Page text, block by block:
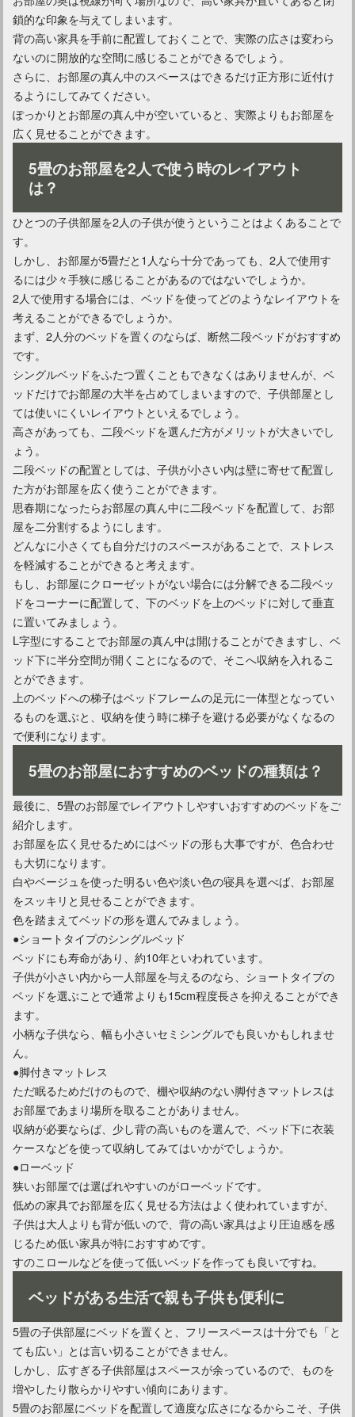
鎖的な印象を与えてしまいます。
背の高い家具を手前に配置しておくことで、実際の広さは変わら
ないのに開放的な空間に感じることができるでしょう。
さらに、お部屋の真ん中のスペースはできるだけ正方形に近付け
るようにしてみてください。
ぽっかりとお部屋の真ん中が空いていると、実際よりもお部屋を
広く見せることができます。
5畳のお部屋を2人で使う時のレイアウト
は？
ひとつの子供部屋を2人の子供が使うということはよくあることで
す。
しかし、お部屋が5畳だと1人なら十分であっても、2人で使用す
るには少々手狭に感じることがあるのではないでしょうか。
2人で使用する場合には、ベッドを使ってどのようなレイアウトを
考えることができるでしょうか。
まず、2人分のベッドを置くのならば、断然二段ベッドがおすすめ
です。
シングルベッドをふたつ置くこともできなくはありませんが、ベ
ッドだけでお部屋の大半を占めてしまいますので、子供部屋とし
ては使いにくいレイアウトといえるでしょう。
高さがあっても、二段ベッドを選んだ方がメリットが大きいでし
ょう。
二段ベッドの配置としては、子供が小さい内は壁に寄せて配置し
た方がお部屋を広く使うことができます。
思春期になったらお部屋の真ん中に二段ベッドを配置して、お部
屋を二分割するようにします。
どんなに小さくても自分だけのスペースがあることで、ストレス
を軽減することができると考えます。
もし、お部屋にクローゼットがない場合には分解できる二段ベッ
ドをコーナーに配置して、下のベッドを上のベッドに対して垂直
に置いてみましょう。
L字型にすることでお部屋の真ん中は開けることができますし、ベ
ッド下に半分空間が開くことになるので、そこへ収納を入れるこ
とができます。
上のベッドへの梯子はベッドフレームの足元に一体型となってい
るものを選ぶと、収納を使う時に梯子を避ける必要がなくなるの
で便利になります。
5畳のお部屋におすすめのベッドの種類は？
最後に、5畳のお部屋でレイアウトしやすいおすすめのベッドをご
紹介します。
お部屋を広く見せるためにはベッドの形も大事ですが、色合わせ
も大切になります。
白やベージュを使った明るい色や淡い色の寝具を選べば、お部屋
をスッキリと見せることができます。
色を踏まえてベッドの形を選んでみましょう。
●ショートタイプのシングルベッド
ベッドにも寿命があり、約10年といわれています。
子供が小さい内から一人部屋を与えるのなら、ショートタイプの
ベッドを選ぶことで通常よりも15cm程度長さを抑えることができ
ます。
小柄な子供なら、幅も小さいセミシングルでも良いかもしれませ
ん。
●脚付きマットレス
ただ眠るためだけのもので、棚や収納のない脚付きマットレスは
お部屋であまり場所を取ることがありません。
収納が必要ならば、少し背の高いものを選んで、ベッド下に衣装
ケースなどを使って収納してみてはいかがでしょうか。
●ローベッド
狭いお部屋では選ばれやすいのがローベッドです。
低めの家具でお部屋を広く見せる方法はよく使われていますが、
子供は大人よりも背が低いので、背の高い家具はより圧迫感を感
じるため低い家具が特におすすめです。
すのこロールなどを使って低いベッドを作っても良いですね。
ベッドがある生活で親も子供も便利に
5畳の子供部屋にベッドを置くと、フリースペースは十分でも「と
ても広い」とは言い切ることができません。
しかし、広すぎる子供部屋はスペースが余っているので、ものを
増やしたり散らかりやすい傾向にあります。
5畳のお部屋にベッドを配置して適度な広さになるからこそ、子供